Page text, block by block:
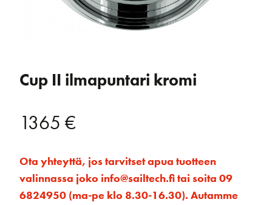
Cup II ilmapuntari kromi
1365 €
Ota yhteyttä, jos tarvitset apua tuotteen
valinnassa joko info@sailtech.fi tai soita 09
6824950 (ma-pe klo 8.30-16.30). Autamme